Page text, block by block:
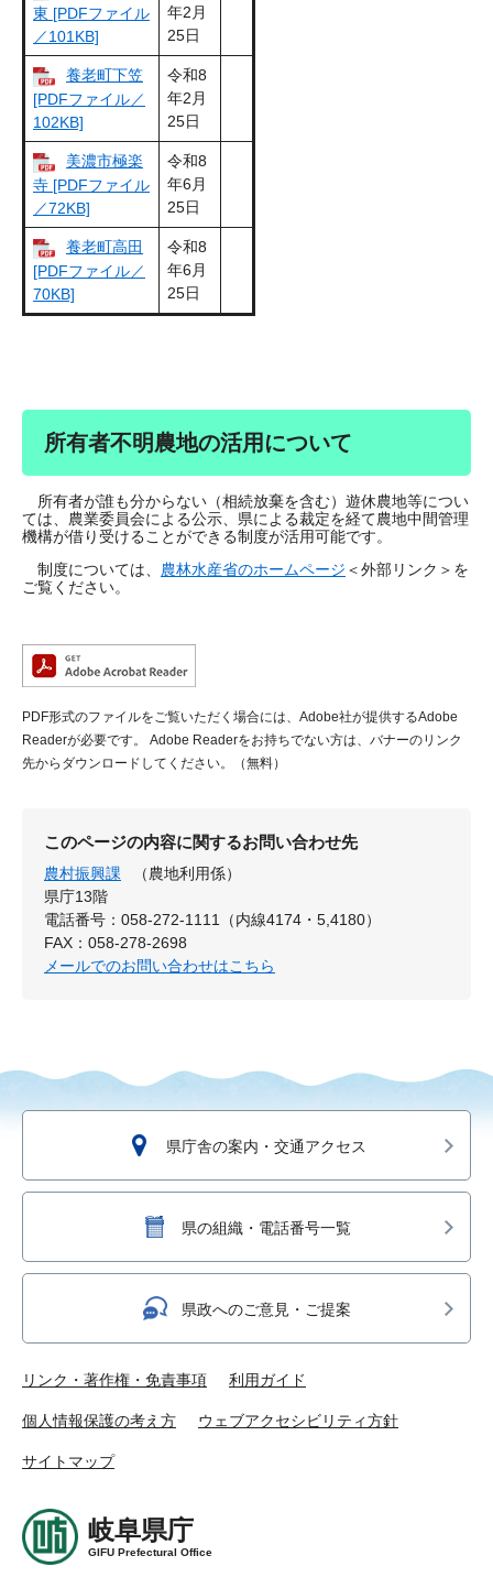
東 [PDFファイル
／101KB]
年2月
25日
養老町下笠
[PDFファイル／
102KB]
令和8
年2月
25日
美濃市極楽
寺 [PDFファイル
／72KB]
令和8
年6月
25日
養老町高田
[PDFファイル／
70KB]
令和8
年6月
25日
所有者不明農地の活用について
所有者が誰も分からない（相続放棄を含む）遊休農地等につい
ては、農業委員会による公示、県による裁定を経て農地中間管理
機構が借り受けることができる制度が活用可能です。
制度については、 農林水産省のホームページ ＜外部リンク＞ を
ご覧ください。
PDF形式のファイルをご覧いただく場合には、Adobe社が提供するAdobe
Readerが必要です。
Adobe Readerをお持ちでない方は、バナーのリンク
先からダウンロードしてください。（無料）
このページの内容に関するお問い合わせ先
農村振興課
（農地利用係）
県庁13階
電話番号：058-272-1111（内線4174・5,4180）
FAX：058-278-2698
メールでのお問い合わせはこちら
県庁舎の案内・交通アクセス
県の組織・電話番号一覧
県政へのご意見・ご提案
リンク・著作権・免責事項 利用ガイド
個人情報保護の考え方 ウェブアクセシビリティ方針
サイトマップ
岐阜県庁
GIFU Prefectural Office